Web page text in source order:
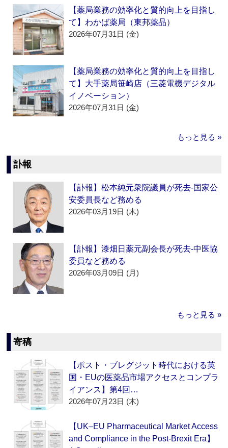
【薬局業務の効率化と質的向上を目指し
て】わかば薬局（東邦薬品）
2026年07月31日 (金)
【薬局業務の効率化と質的向上を目指し
て】大手薬局笹崎店（三菱電機デジタル
イノベーション）
2026年07月31日 (金)
もっと見る »
訃報
【訃報】松本純元衆院議員が死去‐国家公
安委員長など務める
2026年03月19日 (木)
【訃報】漆畑日薬元副会長が死去‐中医協
委員など務める
2026年03月09日 (月)
もっと見る »
寄稿
【ポスト・ブレグジット時代における英
国・EUの医薬品市場アクセスとコンプラ
イアンス】第4回…
2026年07月23日 (木)
【UK–EU Pharmaceutical Market Access
and Compliance in the Post-Brexit Era】